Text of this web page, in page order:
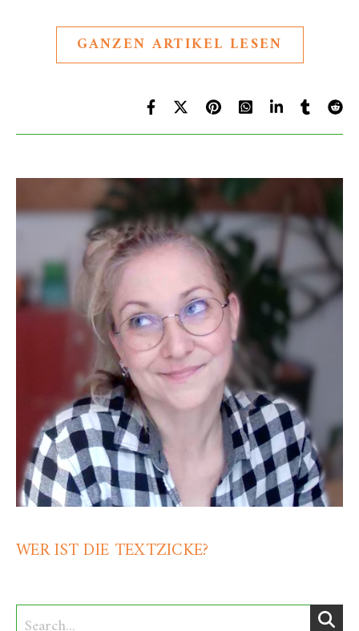
GANZEN ARTIKEL LESEN
WER IST DIE TEXTZICKE?